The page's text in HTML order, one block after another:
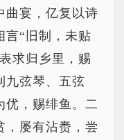
曲宴，亿复以诗
言“旧制，未贴
求归乡里，赐
九弦琴、五弦
优，赐绯鱼。二
，屡有沾赉，尝